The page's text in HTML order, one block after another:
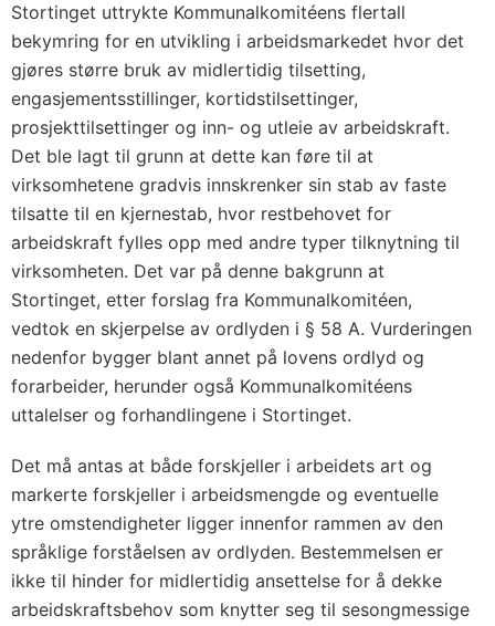
Stortinget uttrykte Kommunalkomitéens flertall
bekymring for en utvikling i arbeidsmarkedet hvor det
gjøres større bruk av midlertidig tilsetting,
engasjementsstillinger, kortidstilsettinger,
prosjekttilsettinger og inn- og utleie av arbeidskraft.
Det ble lagt til grunn at dette kan føre til at
virksomhetene gradvis innskrenker sin stab av faste
tilsatte til en kjernestab, hvor restbehovet for
arbeidskraft fylles opp med andre typer tilknytning til
virksomheten. Det var på denne bakgrunn at
Stortinget, etter forslag fra Kommunalkomitéen,
vedtok en skjerpelse av ordlyden i § 58 A. Vurderingen
nedenfor bygger blant annet på lovens ordlyd og
forarbeider, herunder også Kommunalkomitéens
uttalelser og forhandlingene i Stortinget.
Det må antas at både forskjeller i arbeidets art og
markerte forskjeller i arbeidsmengde og eventuelle
ytre omstendigheter ligger innenfor rammen av den
språklige forståelsen av ordlyden. Bestemmelsen er
ikke til hinder for midlertidig ansettelse for å dekke
arbeidskraftsbehov som knytter seg til sesongmessige